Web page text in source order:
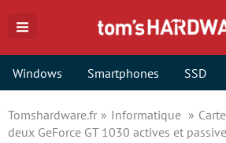
Windows Smartphones SSD
Tomshardware.fr Informatique
deux GeForce GT 1030 actives et